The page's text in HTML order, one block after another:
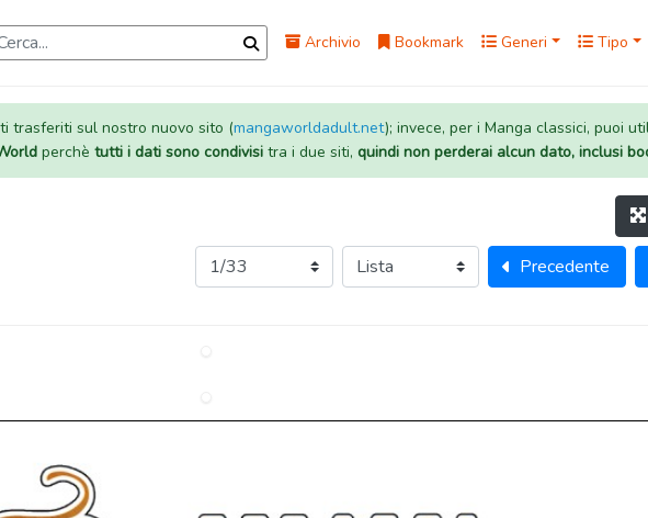
Archivio Bookmark Generi Tipo
trasferiti sul nostro nuovo sito (mangaworldadult.net); invece, per i Manga classici, puoi
perchè tutti i dati sono condivisitra i due siti, quindi non perderai alcun dato, inclusi
Precedente